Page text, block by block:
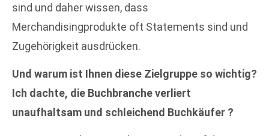
sind und daher wissen, dass
Merchandisingprodukte oft Statements sind und
Zugehörigkeit ausdrücken.
Und warum ist Ihnen diese Zielgruppe so wichtig?
Ich dachte, die Buchbranche verliert
unaufhaltsam und schleichend Buchkäufer ?